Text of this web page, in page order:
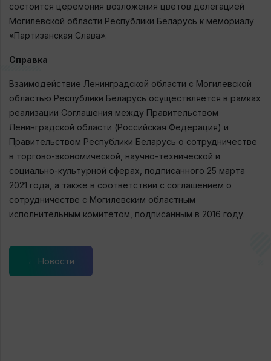
состоится церемония возложения цветов делегацией
Могилевской области Республики Беларусь к мемориалу
«Партизанская Слава».
Справка
Взаимодействие Ленинградской области с Могилевской
областью Республики Беларусь осуществляется в рамках
реализации Соглашения между Правительством
Ленинградской области (Российская Федерация) и
Правительством Республики Беларусь о сотрудничестве
в торгово-экономической, научно-технической и
социально-культурной сферах, подписанного 25 марта
2021 года, а также в соответствии с соглашением о
сотрудничестве с Могилевским областным
исполнительным комитетом, подписанным в 2016 году.
← Новости